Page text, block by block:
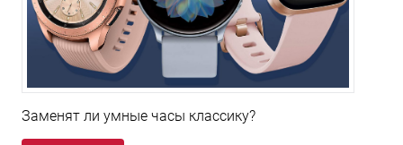
Заменят ли умные часы классику?